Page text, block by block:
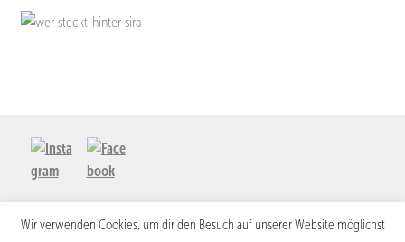
Wir verwenden Cookies, um dir den Besuch auf unserer Website möglichst